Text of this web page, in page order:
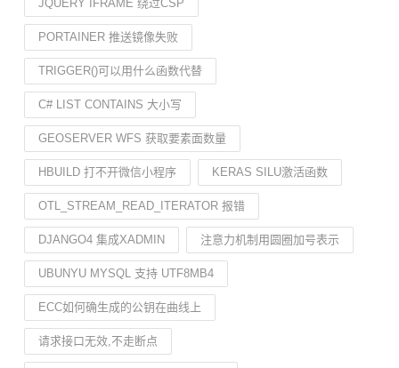
JQUERY IFRAME 绕过CSP
PORTAINER 推送镜像失败
TRIGGER()可以用什么函数代替
C# LIST CONTAINS 大小写
GEOSERVER WFS 获取要素面数量
HBUILD 打不开微信小程序 KERAS SILU激活函数
OTL_STREAM_READ_ITERATOR 报错
DJANGO4 集成XADMIN 注意力机制用圆圈加号表示
UBUNYU MYSQL 支持 UTF8MB4
ECC如何确生成的公钥在曲线上
请求接口无效,不走断点